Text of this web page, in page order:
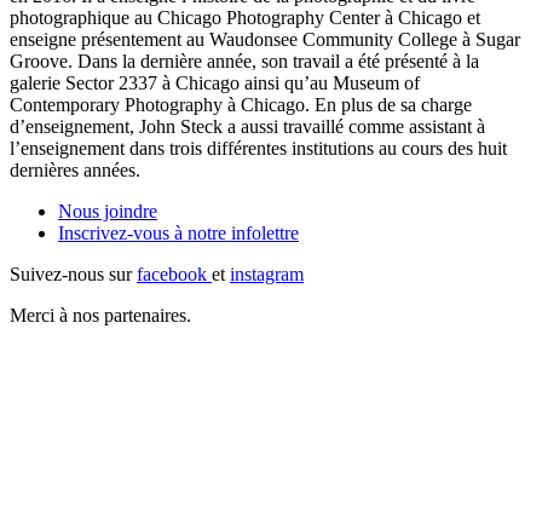
photographique au Chicago Photography Center à Chicago et
enseigne présentement au Waudonsee Community College à Sugar
Groove. Dans la dernière année, son travail a été présenté à la
galerie Sector 2337 à Chicago ainsi qu’au Museum of
Contemporary Photography à Chicago. En plus de sa charge
d’enseignement, John Steck a aussi travaillé comme assistant à
l’enseignement dans trois différentes institutions au cours des huit
dernières années.
Nous joindre
Inscrivez-vous à notre infolettre
Suivez-nous sur facebook et instagram
Merci à nos partenaires.